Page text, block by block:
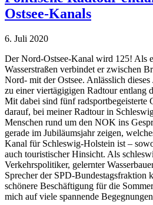
Ostsee-Kanals
6. Juli 2020
Der Nord-Ostsee-Kanal wird 125! Als
Wasserstraßen verbindet er zwischen
Nord- mit der Ostsee. Anlässlich
zu einer viertägigigen Radtour entlang
Mit dabei sind fünf radsportbegeisterte
darauf, bei meiner Radtour in
Menschen rund um den NOK ins
gerade im Jubiläumsjahr zeigen,
Kanal für Schleswig-Holstein ist –
auch touristischer Hinsicht. Als
Verkehrspolitiker, gelernter
Sprecher der SPD-Bundestagsfraktion
schönere Beschäftigung für die
mich auf viele spannende